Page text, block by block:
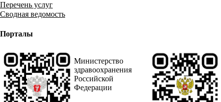
Перечень услуг
Сводная ведомость
Порталы
Министерство
здравоохранения
Российской
Федерации